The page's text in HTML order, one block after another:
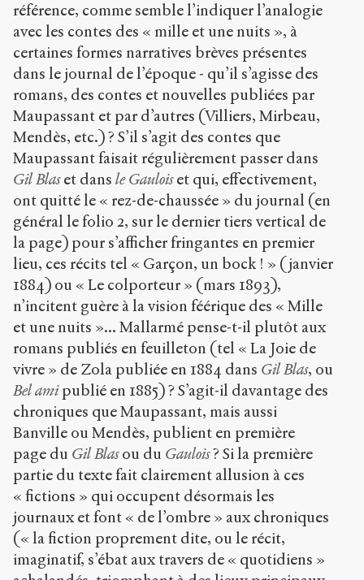
référence, comme semble l’indiquer l’analogie
avec les contes des « mille et une nuits », à
certaines formes narratives brèves présentes
dans le journal de l’époque - qu’il s’agisse des
romans, des contes et nouvelles publiées par
Maupassant et par d’autres (Villiers, Mirbeau,
Mendès, etc.) ? S’il s’agit des contes que
Maupassant faisait régulièrement passer dans
Gil Blaset dans le Gauloiset qui, effectivement,
ont quitté le « rez-de-chaussée » du journal (en
général le folio 2, sur le dernier tiers vertical de
la page) pour s’afficher fringantes en premier
lieu, ces récits tel « Garçon, un bock ! » (janvier
1884) ou « Le colporteur » (mars 1893),
n’incitent guère à la vision féérique des « Mille
et une nuits »... Mallarmé pense-t-il plutôt aux
romans publiés en feuilleton (tel « La Joie de
vivre » de Zola publiée en 1884 dans Gil Blas, ou
Bel amipublié en 1885) ? S’agit-il davantage des
chroniques que Maupassant, mais aussi
Banville ou Mendès, publient en première
page du Gil Blasou du Gaulois? Si la première
partie du texte fait clairement allusion à ces
« fictions » qui occupent désormais les
journaux et font « de l’ombre » aux chroniques
(« la fiction proprement dite, ou le récit,
imaginatif, s’ébat aux travers de « quotidiens »